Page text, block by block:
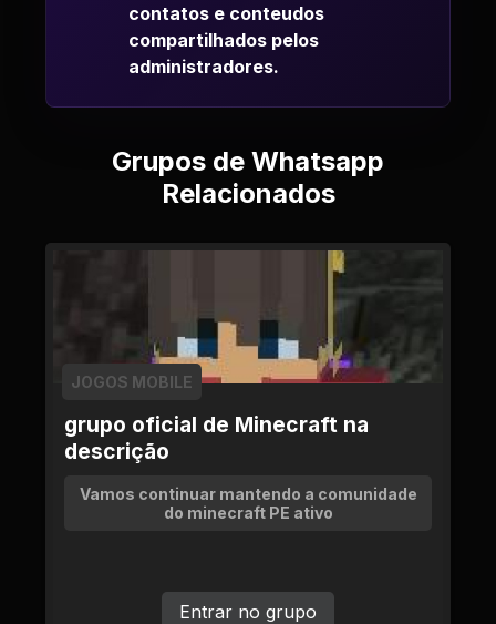
contatos e conteudos
compartilhados pelos
administradores.
Grupos de Whatsapp
Relacionados
grupo oficial de Minecraft na
descrição
JOGOS MOBILE
Vamos continuar mantendo a comunidade
do minecraft PE ativo
Entrar no grupo